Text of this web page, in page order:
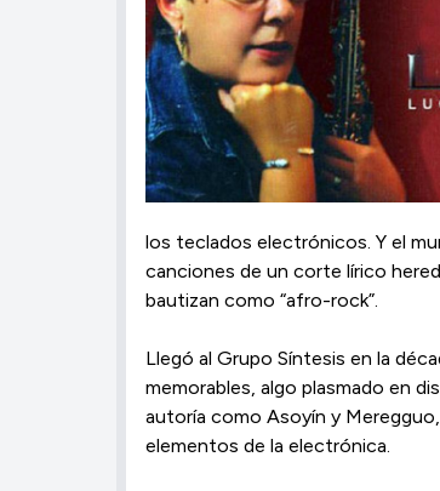
los teclados electrónicos. Y el
canciones de un corte lírico
bautizan como “afro-rock”.
Llegó al Grupo Síntesis en la
memorables, algo plasmado en
autoría co­mo Asoyín y
elementos de la elec­trónica.